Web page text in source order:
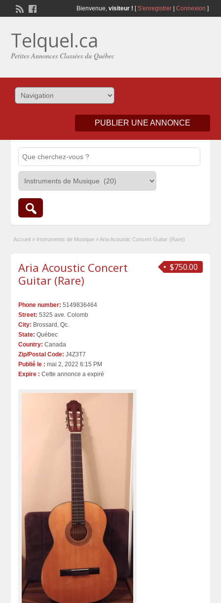
Bienvenue, visiteur ! [S'enregistrer| Connexion ]
Telquel.ca
Petites Annonces Classées du Québec
PUBLIER UNE ANNONCE
Accueil » Instruments de Musique » Aria Acoustic Concert Guitar (Rare)
$750.00
Aria Acoustic Concert
Guitar (Rare)
Phone number: 5149836464
Street: 5325 ave. Colomb
City: Brossard, Qc.
State: Québec
Country: Canada
Zip/Postal Code: J4Z3T7
Publié le : mai 2, 2022 6:15 PM
Expire : Cette annonce a expiré